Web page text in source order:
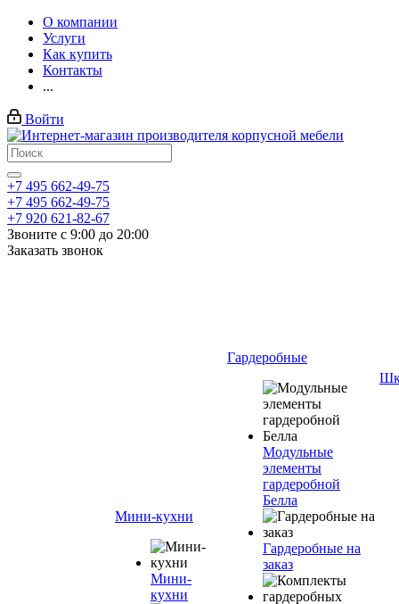
О компании
Услуги
Как купить
Контакты
...
Войти
+7 495 662-49-75
+7 495 662-49-75
+7 920 621-82-67
Звоните с 9:00 до 20:00
Заказать звонок
Мини-кухни
Мини-
кухни
Гардеробные
Модульные
элементы
гардеробной
Белла
Гардеробные на
заказ